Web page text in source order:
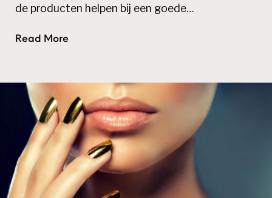
de producten helpen bij een goede…
Read More